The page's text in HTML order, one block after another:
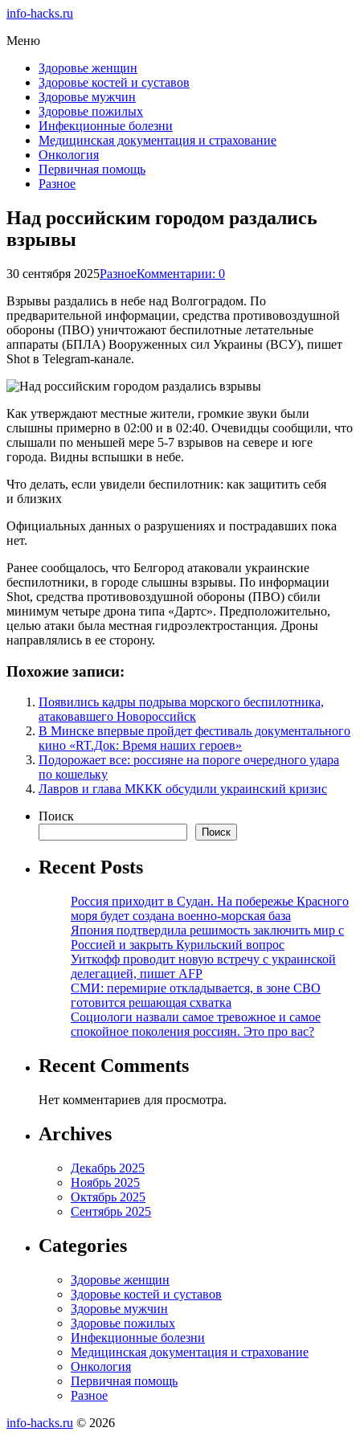
info-hacks.ru
Меню
Здоровье женщин
Здоровье костей и суставов
Здоровье мужчин
Здоровье пожилых
Инфекционные болезни
Медицинская документация и страхование
Онкология
Первичная помощь
Разное
Над российским городом раздались
взрывы
30 сентября 2025РазноеКомментарии: 0
Взрывы раздались в небе над Волгоградом. По
предварительной информации, средства противовоздушной
обороны (ПВО) уничтожают беспилотные летательные
аппараты (БПЛА) Вооруженных сил Украины (ВСУ), пишет
Shot в Telegram-канале.
Как утверждают местные жители, громкие звуки были
слышны примерно в 02:00 и в 02:40. Очевидцы сообщили, что
слышали по меньшей мере 5-7 взрывов на севере и юге
города. Видны вспышки в небе.
Что делать, если увидели беспилотник: как защитить себя
и близких
Официальных данных о разрушениях и пострадавших пока
нет.
Ранее сообщалось, что Белгород атаковали украинские
беспилотники, в городе слышны взрывы. По информации
Shot, средства противовоздушной обороны (ПВО) сбили
минимум четыре дрона типа «Дартс». Предположительно,
целью атаки была местная гидроэлектростанция. Дроны
направлялись в ее сторону.
Похожие записи:
Появились кадры подрыва морского беспилотника,
атаковавшего Новороссийск
В Минске впервые пройдет фестиваль документального
кино «RT.Док: Время наших героев»
Подорожает все: россияне на пороге очередного удара
по кошельку
Лавров и глава МККК обсудили украинский кризис
Поиск
Поиск
Recent Posts
Россия приходит в Судан. На побережье Красного
моря будет создана военно-морская база
Япония подтвердила решимость заключить мир с
Россией и закрыть Курильский вопрос
Уиткофф проводит новую встречу с украинской
делегацией, пишет AFP
СМИ: перемирие откладывается, в зоне СВО
готовится решающая схватка
Социологи назвали самое тревожное и самое
спокойное поколения россиян. Это про вас?
Recent Comments
Нет комментариев для просмотра.
Archives
Декабрь 2025
Ноябрь 2025
Октябрь 2025
Сентябрь 2025
Categories
Здоровье женщин
Здоровье костей и суставов
Здоровье мужчин
Здоровье пожилых
Инфекционные болезни
Медицинская документация и страхование
Онкология
Первичная помощь
Разное
info-hacks.ru © 2026